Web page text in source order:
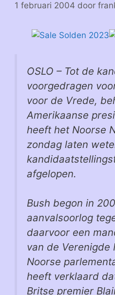
1 februari 2004 door
OSLO – Tot de
voorgedragen
voor de Vrede,
Amerikaanse
heeft het Noorse
zondag laten
afgelopen.
Bush begon in
aanvalsoorlog
daarvoor een
van de Verenigde
Noorse
heeft verklaard
Britse premier